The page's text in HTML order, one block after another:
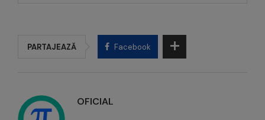
PARTAJEAZĂ Facebook
OFICIAL